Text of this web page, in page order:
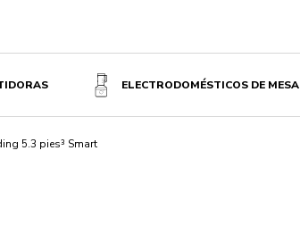
ELECTRODOMÉSTICOS DE MESA
5.3 pies³ Smart
5.3 PIES³ SMART